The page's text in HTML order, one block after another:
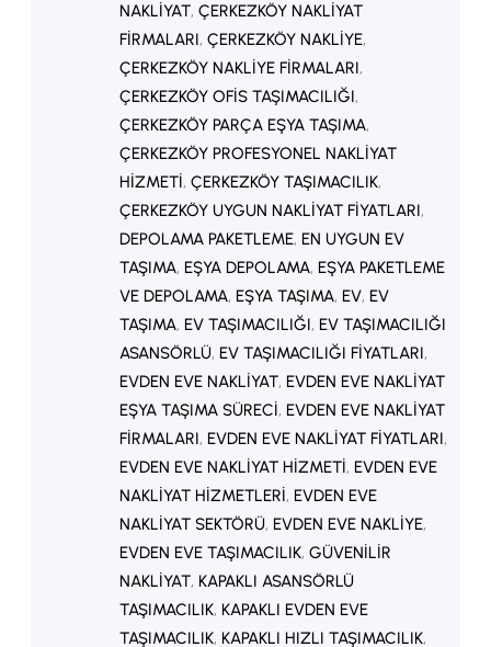
uygun…
NAKLIYAT, ÇERKEZKÖY NAKLIYAT
FIRMALARI, ÇERKEZKÖY NAKLIYE
ÇERKEZKÖY NAKLIYE FIRMALARI
ÇERKEZKÖY OFIS TAŞIMACILIĞI
ÇERKEZKÖY PARÇA EŞYA TAŞIMA
ÇERKEZKÖY PROFESYONEL NAKLIYAT
HIZMETI, ÇERKEZKÖY TAŞIMACILIK
ÇERKEZKÖY UYGUN NAKLIYAT FIYATLARI
DEPOLAMA PAKETLEME, EN UYGUN EV
TAŞIMA, EŞYA DEPOLAMA, EŞYA PAKETLEME
VE DEPOLAMA, EŞYA TAŞIMA, EV, EV
TAŞIMA, EV TAŞIMACILIĞI, EV TAŞIMACILIĞI
ASANSÖRLÜ, EV TAŞIMACILIĞI FIYATLARI
EVDEN EVE NAKLIYAT, EVDEN EVE NAKLIYAT
EŞYA TAŞIMA SÜRECI, EVDEN EVE NAKLIYAT
FIRMALARI, EVDEN EVE NAKLIYAT FIYATLARI
EVDEN EVE NAKLIYAT HIZMETI, EVDEN EVE
NAKLIYAT HIZMETLERI, EVDEN EVE
NAKLIYAT SEKTÖRÜ, EVDEN EVE NAKLIYE
EVDEN EVE TAŞIMACILIK, GÜVENILIR
NAKLIYAT, KAPAKLI ASANSÖRLÜ
TAŞIMACILIK, KAPAKLI EVDEN EVE
TAŞIMACILIK, KAPAKLI HIZLI TAŞIMACILIK